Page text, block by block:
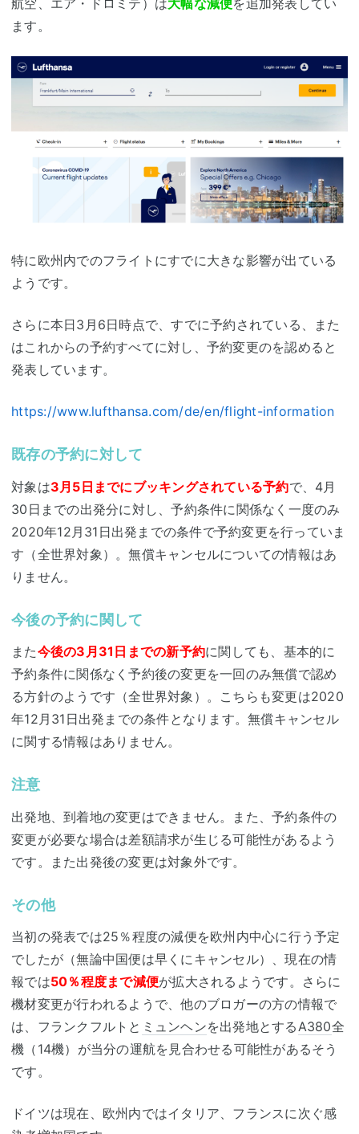
航空、エア・ドロミテ）は大幅な減便を追加発表してい
ます。
特に欧州内でのフライトにすでに大きな影響が出ている
ようです。
さらに本日3月6日時点で、すでに予約されている、また
はこれからの予約すべてに対し、予約変更のを認めると
発表しています。
https://www.lufthansa.com/de/en/flight-information
既存の予約に対して
対象は3月5日までにブッキングされている予約で、4月
30日までの出発分に対し、予約条件に関係なく一度のみ
2020年12月31日出発までの条件で予約変更を行っていま
す（全世界対象）。無償キャンセルについての情報はあ
りません。
今後の予約に関して
また今後の3月31日までの新予約に関しても、基本的に
予約条件に関係なく予約後の変更を一回のみ無償で認め
る方針のようです（全世界対象）。こちらも変更は2020
年12月31日出発までの条件となります。無償キャンセル
に関する情報はありません。
注意
出発地、到着地の変更はできません。また、予約条件の
変更が必要な場合は差額請求が生じる可能性があるよう
です。また出発後の変更は対象外です。
その他
当初の発表では25％程度の減便を欧州内中心に行う予定
でしたが（無論中国便は早くにキャンセル）、現在の情
報では50％程度まで減便が拡大されるようです。さらに
機材変更が行われるようで、他のブロガーの方の情報で
は、フランクフルトと ミュンヘンを出発地とするA380全
機（14機）が当分の運航を見合わせる可能性があるそう
です。
ドイツは現在、欧州内ではイタリア、フランスに次ぐ感